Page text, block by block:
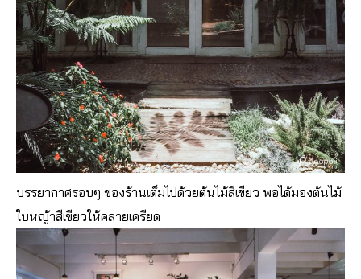
บรรยากาศรอบๆ ของร้านเต็มไปด้วยต้นไม้สีเขียว พอได้มองต้นไม้
ใบหญ้าสีเขียวให้คลายเครียด